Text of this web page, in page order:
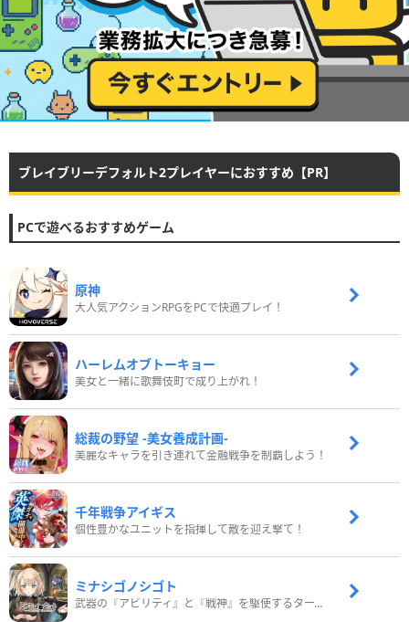
ブレイブリーデフォルト2プレイヤーにおすすめ【PR】
PCで遊べるおすすめゲーム
原神
大人気アクションRPGをPCで快適プレイ！
ハーレムオブトーキョー
美女と一緒に歌舞伎町で成り上がれ！
総裁の野望 -美女養成計画-
美麗なキャラを引き連れて金融戦争を制覇しよう！
千年戦争アイギス
個性豊かなユニットを指揮して敵を迎え撃て！
ミナシゴノシゴト
武器の『アビリティ』と『戦神』を駆使するターン制コマンドバトルRPG！